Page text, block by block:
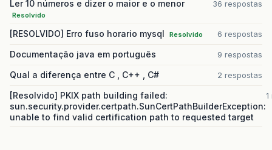
Ler 10 números e dizer o maior e o menor
Resolvido
36 respostas
[RESOLVIDO] Erro fuso horario mysql Resolvido 6 respostas
Documentação java em português 9 respostas
Qual a diferença entre C , C++ , C# 2 respostas
[Resolvido] PKIX path building failed:
sun.security.provider.certpath.SunCertPathBuilderException:
unable to find valid certification path to requested target